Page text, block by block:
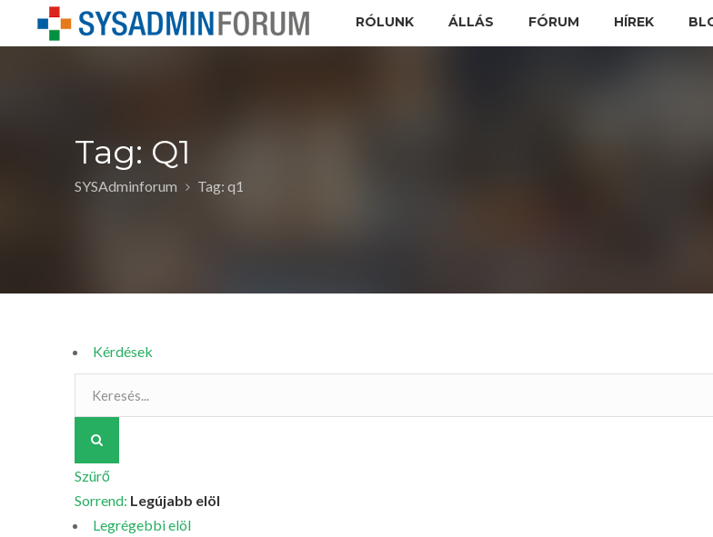
RÓLUNK ÁLLÁS FÓRUM HÍREK
Tag: Q1
SYSAdminforum Tag: q1
Kérdések
Szürő
Sorrend: Legújabb elöl
Legrégebbi elöl